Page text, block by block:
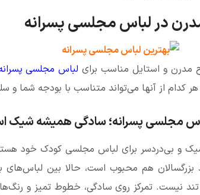
در لباس مجلسی پسرانه
مدرن و استایل مناسب برای لباس مجلسی
کدام از آنها می‌تواند متناسب با بودجه شما و
مجلسی پسرانه؛ سادگی همیشه شیک
و بی‌دردسر برای لباس مجلسی کودک خود
هم محبوب است، حالا بین لباس‌های
نیست. تمرکز روی سادگی، خطوط تمیز و